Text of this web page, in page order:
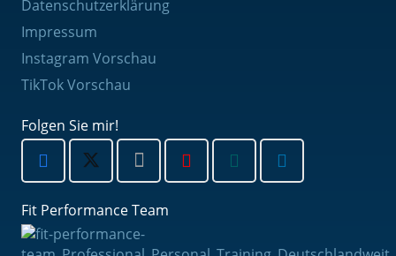
Datenschutzerklärung
Impressum
Instagram Vorschau
TikTok Vorschau
Folgen Sie mir!
Fit Performance Team